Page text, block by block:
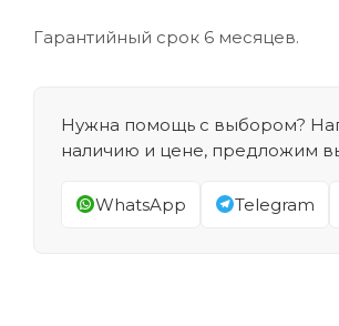
Гарантийный срок 6 месяцев.
Нужна помощь с выбором?
наличию и цене, предложим
WhatsApp Telegram